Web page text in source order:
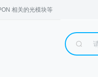
相关的光模块等